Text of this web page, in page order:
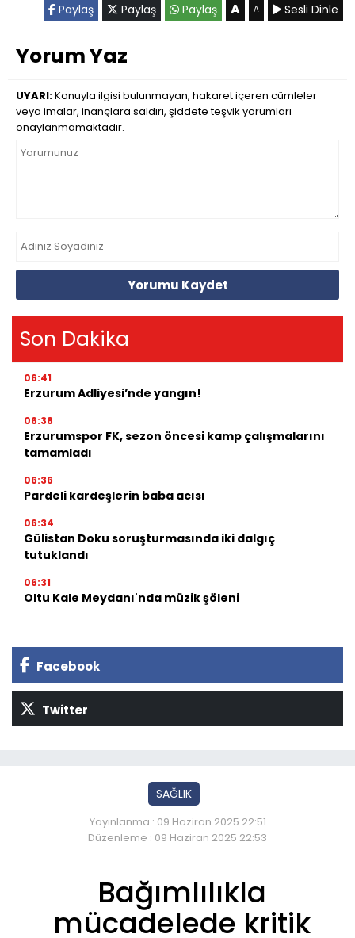
Paylaş Paylaş Paylaş A A Sesli Dinle
Yorum Yaz
UYARI:Konuyla ilgisi bulunmayan, hakaret içeren cümleler
veya imalar, inançlara saldırı, şiddete teşvik yorumları
onaylanmamaktadır.
Yorumu Kaydet
Son Dakika
06:41
Erzurum Adliyesi’nde yangın!
06:38
Erzurumspor FK, sezon öncesi kamp çalışmalarını
tamamladı
06:36
Pardeli kardeşlerin baba acısı
06:34
Gülistan Doku soruşturmasında iki dalgıç
tutuklandı
06:31
Oltu Kale Meydanı'nda müzik şöleni
Facebook
Twitter
SAĞLIK
Yayınlanma : 09 Haziran 2025 22:51
Düzenleme : 09 Haziran 2025 22:53
Bağımlılıkla
mücadelede kritik